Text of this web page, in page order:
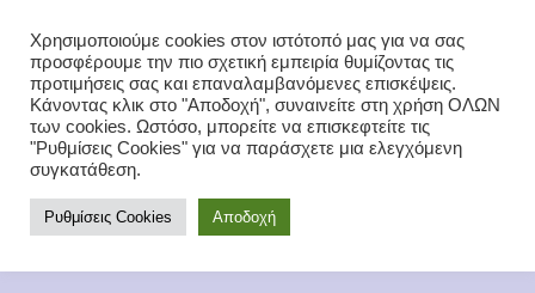
Χρησιμοποιούμε cookies στον ιστότοπό μας για να σας
προσφέρουμε την πιο σχετική εμπειρία θυμίζοντας τις
προτιμήσεις σας και επαναλαμβανόμενες επισκέψεις.
Κάνοντας κλικ στο "Αποδοχή", συναινείτε στη χρήση ΟΛΩΝ
των cookies. Ωστόσο, μπορείτε να επισκεφτείτε τις
"Ρυθμίσεις Cookies" για να παράσχετε μια ελεγχόμενη
συγκατάθεση.
Ρυθμίσεις Cookies Αποδοχή